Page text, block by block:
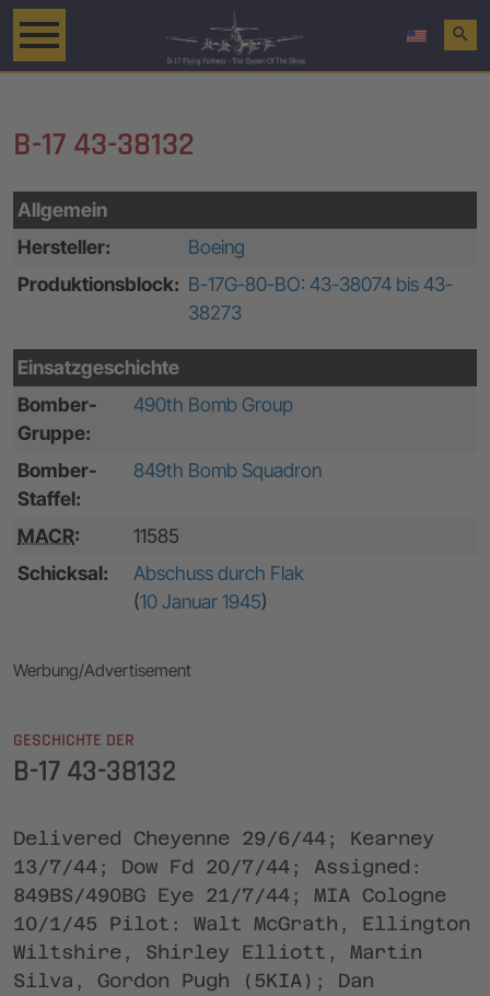
search
B-17 43-38132
Allgemein
Hersteller:
Boeing
Produktionsblock: B-17G-80-BO: 43-38074 bis 43-
38273
Einsatzgeschichte
Bomber-
Gruppe:
490th Bomb Group
Bomber-
Staffel:
849th Bomb Squadron
MACR:
11585
Schicksal:
Abschuss durch Flak
(10 Januar 1945)
Werbung/Advertisement
GESCHICHTE DER
B-17 43-38132
Delivered Cheyenne 29/6/44; Kearney
13/7/44; Dow Fd 20/7/44; Assigned:
849BS/490BG Eye 21/7/44; MIA Cologne
10/1/45 Pilot: Walt McGrath, Ellington
Wiltshire, Shirley Elliott, Martin
Silva, Gordon Pugh (5KIA); Dan